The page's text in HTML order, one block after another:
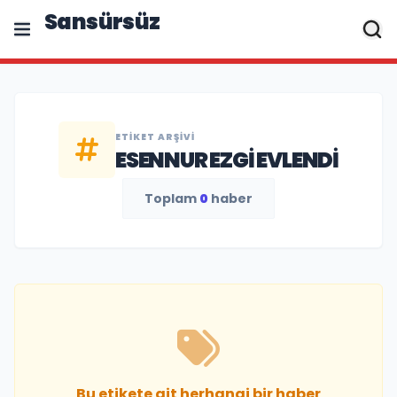
Sansürsüz
ETIKET ARŞIVI
ESENNUR EZGI EVLENDI
Toplam 0 haber